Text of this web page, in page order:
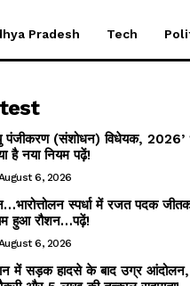
Pradesh Tech
पंजीकरण (संशोधन) विधेयक, 2026’
है नया नियम पढ़ें!
6, 2026
स्पर्धा में रजत पदक
हुआ रौशन…पढ़ें!
6, 2026
में सड़क हादसे के बाद उग्र